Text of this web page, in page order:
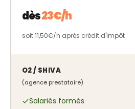
dès23€/h
soit 11,50€/h après crédit d'impôt
O2 / SHIVA
(agence prestataire)
Salariés formés